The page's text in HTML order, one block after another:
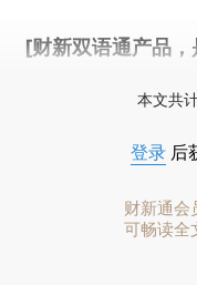
[财新双语通产品
本文共
登录 后
财新通会
可畅读全